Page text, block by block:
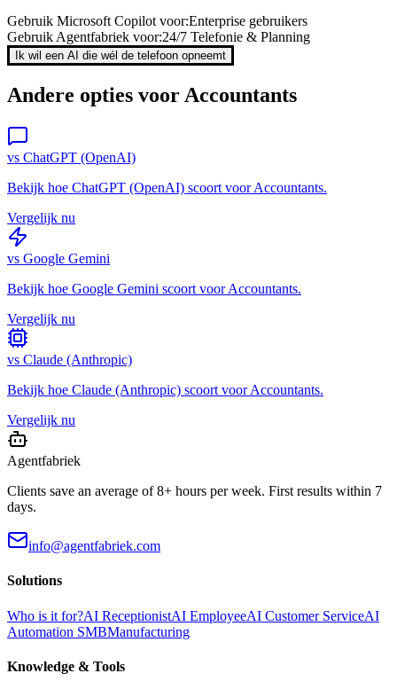
Gebruik Microsoft Copilotvoor:Enterprise gebruikers
Gebruik Agentfabriek voor:24/7 Telefonie & Planning
Ik wil een AI die wél de telefoon opneemt
Andere opties voorAccountants
vs ChatGPT (OpenAI)
Bekijk hoe ChatGPT (OpenAI) scoort voorAccountants.
Vergelijk nu
vs Google Gemini
Bekijk hoe Google Gemini scoort voorAccountants.
Vergelijk nu
vs Claude (Anthropic)
Bekijk hoe Claude (Anthropic) scoort voorAccountants.
Vergelijk nu
Agentfabriek
Clients save an average of 8+ hours per week. First results within 7
days.
info@agentfabriek.com
Solutions
Who is it for?AI ReceptionistAI EmployeeAI Customer ServiceAI
Automation SMBManufacturing
Knowledge & Tools